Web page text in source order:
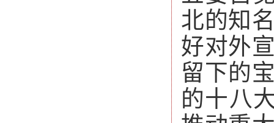
北的知
好对外
留下的
的十八